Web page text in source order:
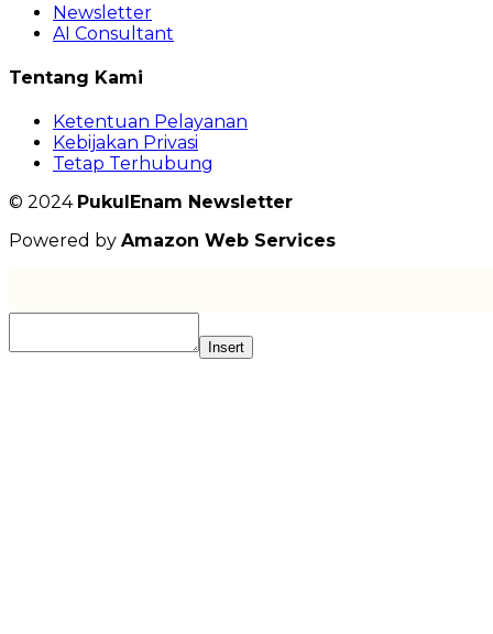
Newsletter
AI Consultant
Tentang Kami
Ketentuan Pelayanan
Kebijakan Privasi
Tetap Terhubung
© 2024 PukulEnam Newsletter
Powered by Amazon Web Services
Insert